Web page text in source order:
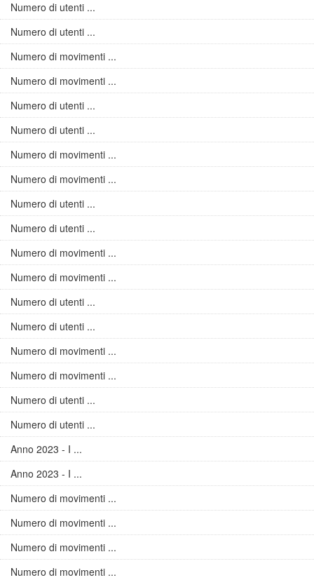
Numero di utenti ...
Numero di utenti ...
Numero di movimenti ...
Numero di movimenti ...
Numero di utenti ...
Numero di utenti ...
Numero di movimenti ...
Numero di movimenti ...
Numero di utenti ...
Numero di utenti ...
Numero di movimenti ...
Numero di movimenti ...
Numero di utenti ...
Numero di utenti ...
Numero di movimenti ...
Numero di movimenti ...
Numero di utenti ...
Numero di utenti ...
Anno 2023 - I ...
Anno 2023 - I ...
Numero di movimenti ...
Numero di movimenti ...
Numero di movimenti ...
Numero di movimenti ...